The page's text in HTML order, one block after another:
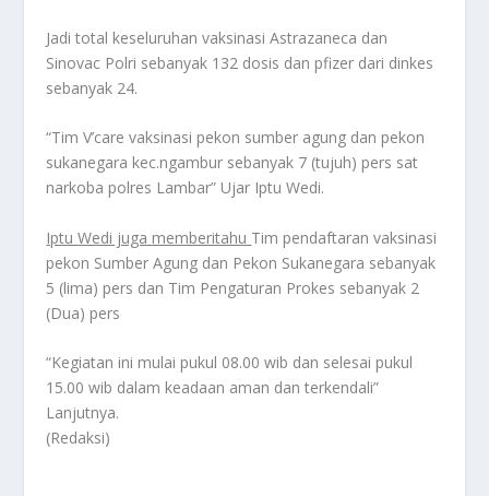
Jadi total keseluruhan vaksinasi Astrazaneca dan
Sinovac Polri sebanyak 132 dosis dan pfizer dari dinkes
sebanyak 24.
“Tim V’care vaksinasi pekon sumber agung dan pekon
sukanegara kec.ngambur sebanyak 7 (tujuh) pers sat
narkoba polres Lambar” Ujar Iptu Wedi.
Iptu Wedi juga memberitahu Tim pendaftaran vaksinasi
pekon Sumber Agung dan Pekon Sukanegara sebanyak
5 (lima) pers dan Tim Pengaturan Prokes sebanyak 2
(Dua) pers
“Kegiatan ini mulai pukul 08.00 wib dan selesai pukul
15.00 wib dalam keadaan aman dan terkendali”
Lanjutnya.
(Redaksi)